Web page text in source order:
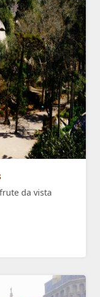
da vista